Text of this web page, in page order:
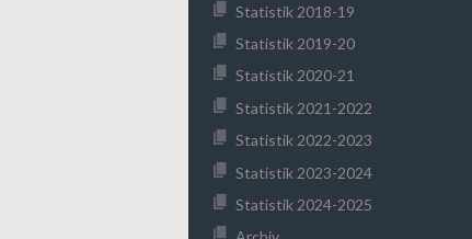
Statistik 2018-19
Statistik 2019-20
Statistik 2020-21
Statistik 2021-2022
Statistik 2022-2023
Statistik 2023-2024
Statistik 2024-2025